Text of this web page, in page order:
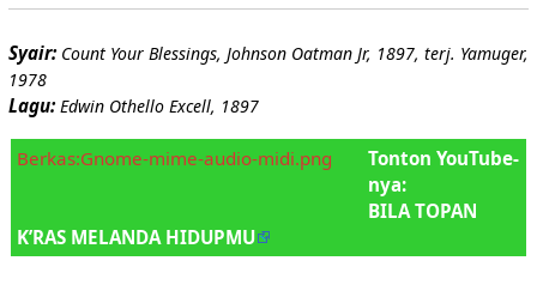
Syair: Count Your Blessings, Johnson Oatman Jr, 1897, terj. Yamuger,
1978
Lagu: Edwin Othello Excell, 1897
Berkas:Gnome-mime-audio-midi.png
Tonton YouTube-
nya:
BILA TOPAN
K’RAS MELANDA HIDUPMU